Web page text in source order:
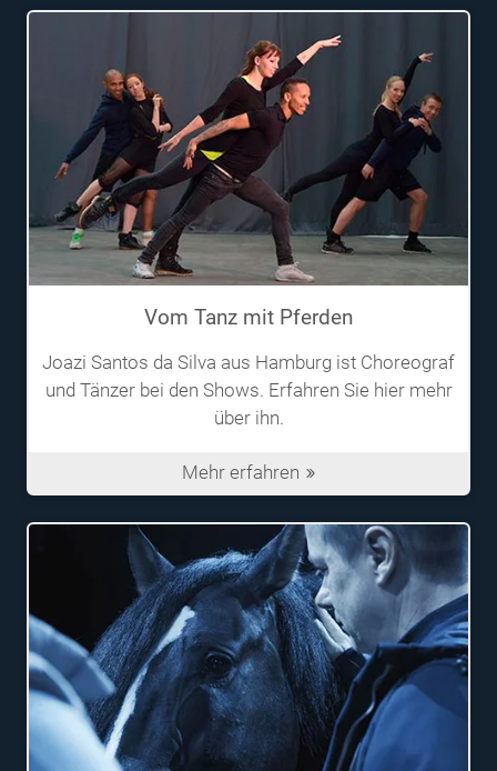
Vom Tanz mit Pferden
Joazi Santos da Silva aus Hamburg ist Choreograf
und Tänzer bei den Shows. Erfahren Sie hier mehr
über ihn.
Mehr erfahren